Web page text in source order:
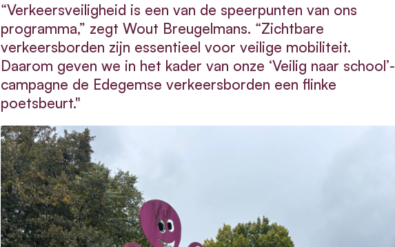
“Verkeersveiligheid is een van de speerpunten van ons
programma,” zegt Wout Breugelmans. “Zichtbare
verkeersborden zijn essentieel voor veilige mobiliteit.
Daarom geven we in het kader van onze ‘Veilig naar school’-
campagne de Edegemse verkeersborden een flinke
poetsbeurt."